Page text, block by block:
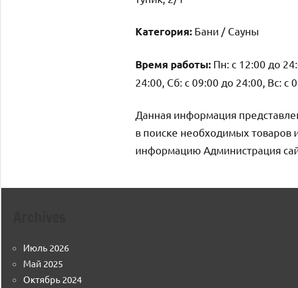
Категория: Бани / Сауны
Время работы: Пн: с 12:00 до
24:00, Сб: с 09:00 до 24:00, Вс: с
Данная информация
в поиске необходимых
информацию Администрация
Июль 2026
Май 2025
Октябрь 2024